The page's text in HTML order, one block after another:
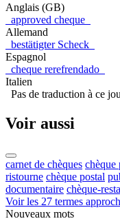
Anglais (GB)
approved cheque
Allemand
bestätigter Scheck
Espagnol
cheque rerefrendado
Italien
Pas de traduction à ce
Voir aussi
carnet de chèques chèque
ristourne chèque postal
documentaire chèque-
Voir les 27 termes
Nouveaux mots